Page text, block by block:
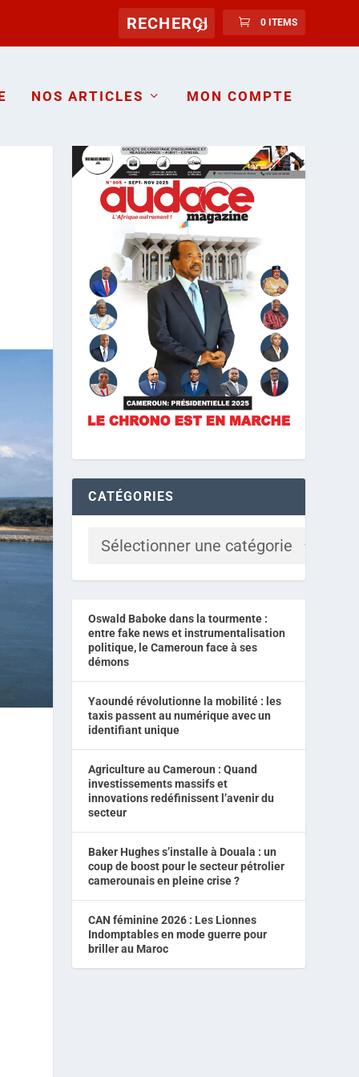
0 ITEMS
NOS ARTICLES MON COMPTE
CATÉGORIES
Oswald Baboke dans la tourmente :
entre fake news et instrumentalisation
politique, le Cameroun face à ses
démons
Yaoundé révolutionne la mobilité : les
taxis passent au numérique avec un
identifiant unique
Agriculture au Cameroun : Quand
investissements massifs et
innovations redéfinissent l’avenir du
secteur
Baker Hughes s’installe à Douala : un
coup de boost pour le secteur pétrolier
camerounais en pleine crise ?
CAN féminine 2026 : Les Lionnes
Indomptables en mode guerre pour
briller au Maroc